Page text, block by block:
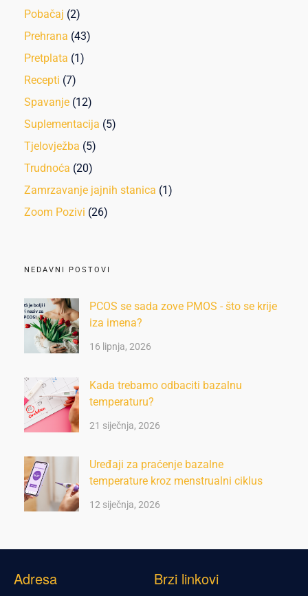
Pobačaj (2)
Prehrana (43)
Pretplata (1)
Recepti (7)
Spavanje (12)
Suplementacija (5)
Tjelovježba (5)
Trudnoća (20)
Zamrzavanje jajnih stanica (1)
Zoom Pozivi (26)
NEDAVNI POSTOVI
PCOS se sada zove PMOS - što se krije
iza imena?
16 lipnja, 2026
Kada trebamo odbaciti bazalnu
temperaturu?
21 siječnja, 2026
Uređaji za praćenje bazalne
temperature kroz menstrualni ciklus
12 siječnja, 2026
Brzi linkovi
Adresa